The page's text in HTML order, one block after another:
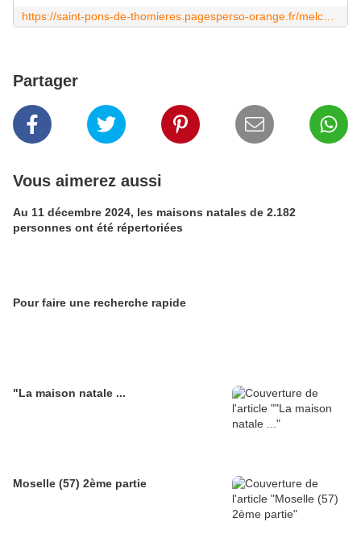
Partager
Vous aimerez aussi
Au 11 décembre 2024, les maisons natales de 2.182
personnes ont été répertoriées
Pour faire une recherche rapide
"La maison natale ...
Moselle (57) 2ème partie